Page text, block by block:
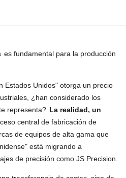
es fundamental para la producción
Estados Unidos" otorga un precio
¿han considerado los
representa? La realidad, un
central de fabricación de
de equipos de alta gama que
está migrando a
de precisión como JS Precision.